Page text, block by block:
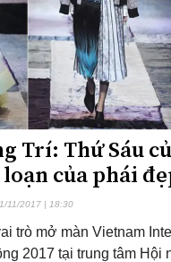
Trí: Thứ Sáu
của phái
11/2017 | 18:30
trò mở màn Vietnam
2017 tại trung tâm Hội